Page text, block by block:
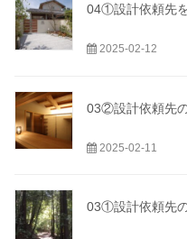
04①設計依頼先
2025-02-12
03②設計依頼先
2025-02-11
03①設計依頼先